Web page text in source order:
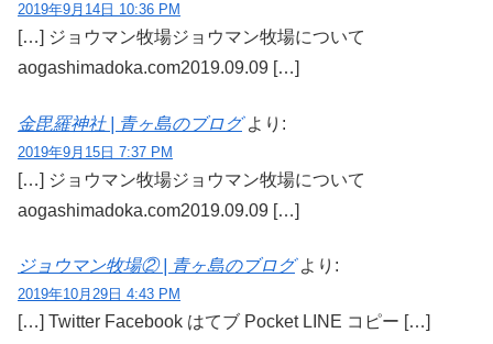
2019年9月14日 10:36 PM
[…] ジョウマン牧場ジョウマン牧場について
aogashimadoka.com2019.09.09 […]
金毘羅神社 | 青ヶ島のブログ より:
2019年9月15日 7:37 PM
[…] ジョウマン牧場ジョウマン牧場について
aogashimadoka.com2019.09.09 […]
ジョウマン牧場② | 青ヶ島のブログ より:
2019年10月29日 4:43 PM
[…] Twitter Facebook はてブ Pocket LINE コピー […]